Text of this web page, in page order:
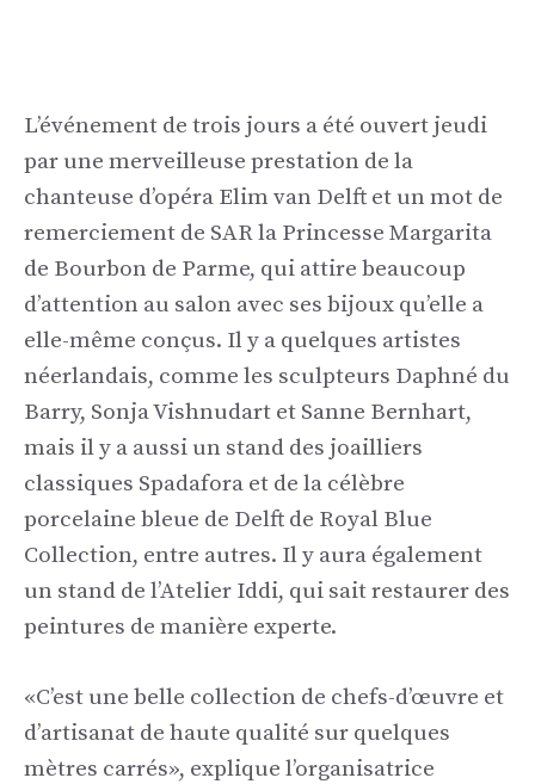
L’événement de trois jours a été ouvert jeudi
par une merveilleuse prestation de la
chanteuse d’opéra Elim van Delft et un mot de
remerciement de SAR la Princesse Margarita
de Bourbon de Parme, qui attire beaucoup
d’attention au salon avec ses bijoux qu’elle a
elle-même conçus. Il y a quelques artistes
néerlandais, comme les sculpteurs Daphné du
Barry, Sonja Vishnudart et Sanne Bernhart,
mais il y a aussi un stand des joailliers
classiques Spadafora et de la célèbre
porcelaine bleue de Delft de Royal Blue
Collection, entre autres. Il y aura également
un stand de l’Atelier Iddi, qui sait restaurer des
peintures de manière experte.
«C’est une belle collection de chefs-d’œuvre et
d’artisanat de haute qualité sur quelques
mètres carrés», explique l’organisatrice